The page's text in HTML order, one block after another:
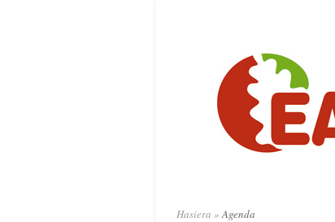
Hasiera »Agenda